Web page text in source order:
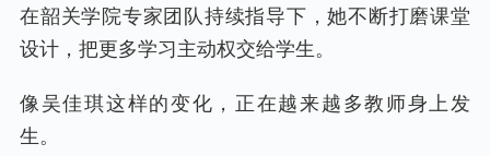
在韶关学院专家团队持续指导下，她不断打磨课堂
设计，把更多学习主动权交给学生。
像吴佳琪这样的变化，正在越来越多教师身上发
生。